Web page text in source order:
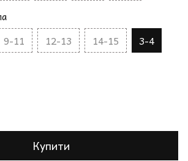
9-11 12-13 14-15 3-4
Купити